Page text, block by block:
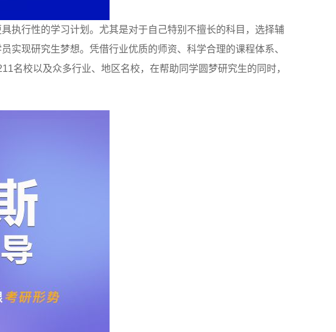
执行性的学习计划。尤其是对于自己特别不擅长的科目，选择辅
实现研究生梦想。凭借行业优质的师资、科学合理的课程体系、
名校以及众多行业、地区名校，在帮助同学圆梦研究生的同时，